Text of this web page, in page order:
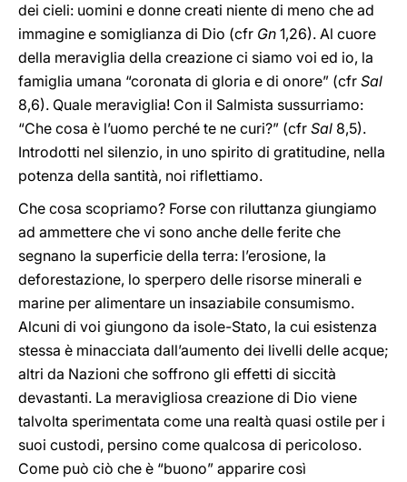
dei cieli: uomini e donne creati niente di meno che ad
immagine e somiglianza di Dio (cfr Gn 1,26). Al cuore
della meraviglia della creazione ci siamo voi ed io, la
famiglia umana “coronata di gloria e di onore” (cfr Sal
8,6). Quale meraviglia! Con il Salmista sussurriamo:
“Che cosa è l’uomo perché te ne curi?” (cfr Sal 8,5).
Introdotti nel silenzio, in uno spirito di gratitudine, nella
potenza della santità, noi riflettiamo.
Che cosa scopriamo? Forse con riluttanza giungiamo
ad ammettere che vi sono anche delle ferite che
segnano la superficie della terra: l’erosione, la
deforestazione, lo sperpero delle risorse minerali e
marine per alimentare un insaziabile consumismo.
Alcuni di voi giungono da isole-Stato, la cui esistenza
stessa è minacciata dall’aumento dei livelli delle acque;
altri da Nazioni che soffrono gli effetti di siccità
devastanti. La meravigliosa creazione di Dio viene
talvolta sperimentata come una realtà quasi ostile per i
suoi custodi, persino come qualcosa di pericoloso.
Come può ciò che è “buono” apparire così